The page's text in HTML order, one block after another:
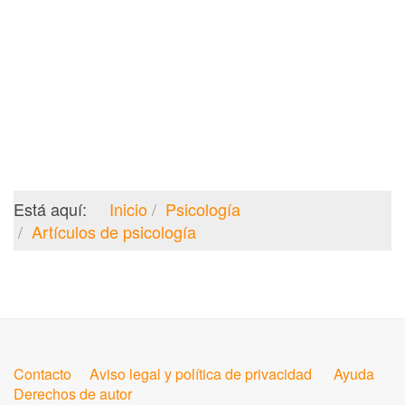
Está aquí: Inicio
Psicología
Artículos de psicología
Contacto Aviso legal y política de privacidad
Ayuda
Derechos de autor